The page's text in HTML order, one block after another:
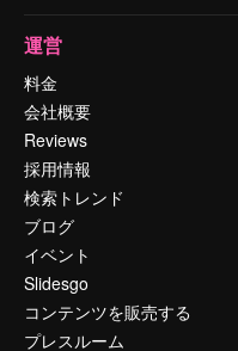
運営
料金
会社概要
Reviews
採用情報
検索トレンド
ブログ
イベント
Slidesgo
コンテンツを販売する
プレスルーム